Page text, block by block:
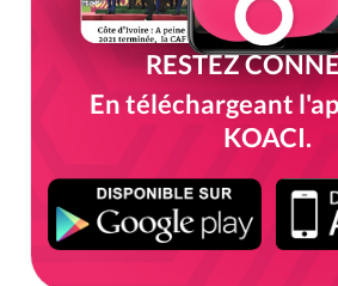
RESTEZ
En téléchargeant
KOACI.